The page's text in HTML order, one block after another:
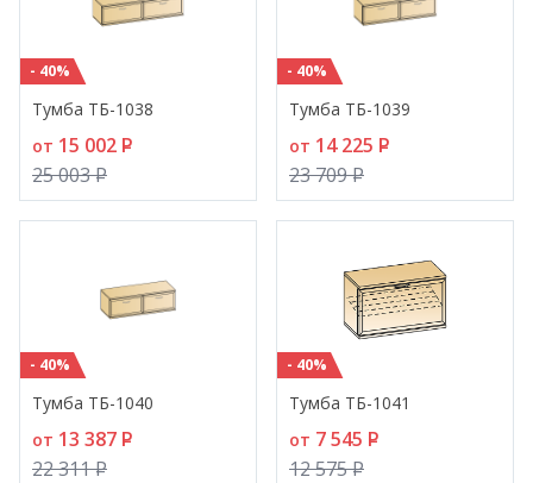
- 40%
Тумба ТБ-1038
от 15 002 P
25 003P
- 40%
Тумба ТБ-1039
от 14 225 P
23 709P
- 40%
Тумба ТБ-1040
от 13 387 P
22 311P
- 40%
Тумба ТБ-1041
от 7 545 P
12 575P